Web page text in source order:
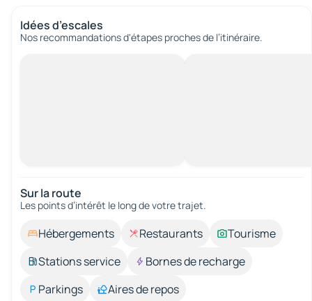
Idées d’escales
Nos recommandations d'étapes proches de l’itinéraire.
Sur la route
Les points d’intérêt le long de votre trajet.
Hébergements Restaurants
Tourisme
Stations service
Bornes de recharge
Parkings
Aires de repos